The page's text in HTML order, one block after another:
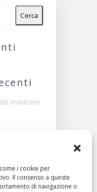
i cookie per
Il consenso a queste
di navigazione o
Cerca
mostrare.